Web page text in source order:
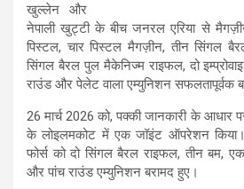
खुल्लेन और
नेपाली खुट्टी के बीच जनरल एरिया से
पिस्टल, चार पिस्टल मैगज़ीन, तीन सिंगल
सिंगल बैरल पुल मैकेनिज्म राइफल, दो
राउंड और पेलेट वाला एम्युनिशन सफलतापूर्वक
26 मार्च 2026 को, पक्की जानकारी के आधार
के लोइलमकोट में एक जॉइंट ऑपरेशन किया।
फोर्स को दो सिंगल बैरल राइफल, तीन बम, एक
और पांच राउंड एम्युनिशन बरामद हुए।